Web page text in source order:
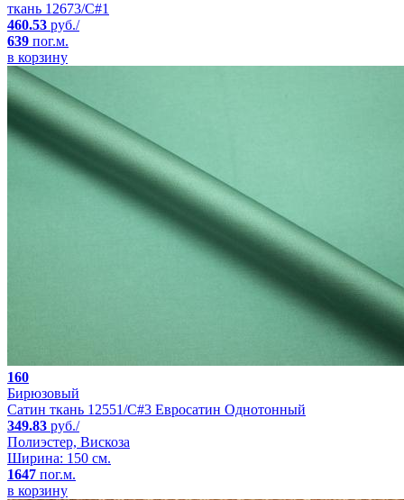
ткань 12673/C#1
460.53 руб./
639 пог.м.
в корзину
160
Бирюзовый
Сатин ткань 12551/C#3 Евросатин Однотонный
349.83 руб./
Полиэстер, Вискоза
Ширина: 150 см.
1647 пог.м.
в корзину